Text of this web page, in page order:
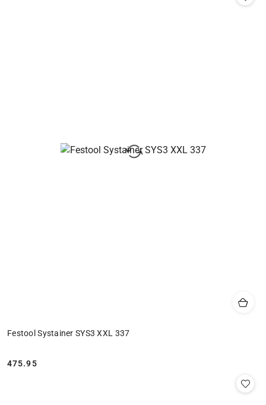
Festool Systainer SYS3 XXL 337
Cena:
475.95